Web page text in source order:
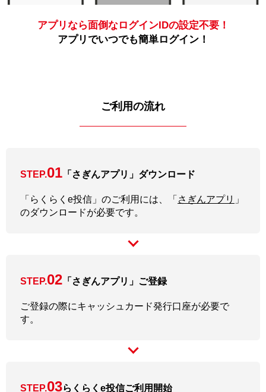
アプリなら面倒なログインIDの設定不要！
アプリでいつでも簡単ログイン！
ご利用の流れ
STEP.01 「さぎんアプリ」ダウンロード
「らくらくe投信」のご利用には、「さぎんアプリ 」
のダウンロードが必要です。
STEP.02 「さぎんアプリ」ご登録
ご登録の際にキャッシュカード発行口座が必要で
す。
STEP.03らくらくe投信ご利用開始